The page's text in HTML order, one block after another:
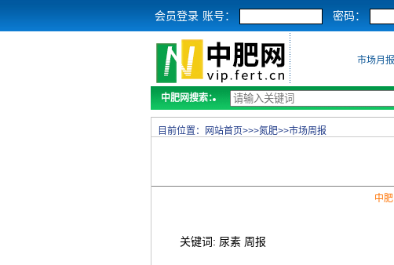
会员登录 账号： 密码：
市场月报
中肥网搜索：
目前位置： 网站首页>>>氮肥>>市场周报
中
关键词: 尿素 周报